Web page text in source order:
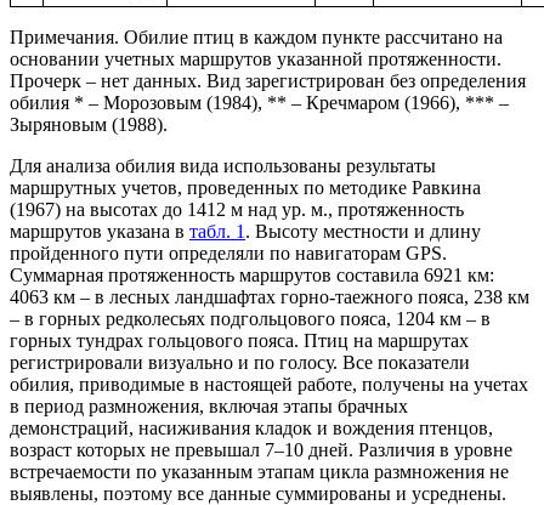
Примечания. Обилие птиц в каждом пункте рассчитано на
основании учетных маршрутов указанной протяженности.
Прочерк – нет данных. Вид зарегистрирован без определения
обилия * – Морозовым (1984), ** – Кречмаром (1966), *** –
Зыряновым (1988).
Для анализа обилия вида использованы результаты
маршрутных учетов, проведенных по методике Равкина
(1967) на высотах до 1412 м над ур. м., протяженность
маршрутов указана в табл. 1 . Высоту местности и длину
пройденного пути определяли по навигаторам GPS.
Суммарная протяженность маршрутов составила 6921 км:
4063 км – в лесных ландшафтах горно-таежного пояса, 238 км
– в горных редколесьях подгольцового пояса, 1204 км – в
горных тундрах гольцового пояса. Птиц на маршрутах
регистрировали визуально и по голосу. Все показатели
обилия, приводимые в настоящей работе, получены на учетах
в период размножения, включая этапы брачных
демонстраций, насиживания кладок и вождения птенцов,
возраст которых не превышал 7–10 дней. Различия в уровне
встречаемости по указанным этапам цикла размножения не
выявлены, поэтому все данные суммированы и усреднены.